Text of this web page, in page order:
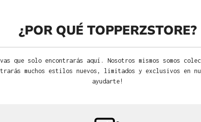
¿POR QUÉ TOPPERZSTORE?
que solo encontrarás aquí. Nosotros mismos somos
muchos estilos nuevos, limitados y exclusivos en
ayudarte!